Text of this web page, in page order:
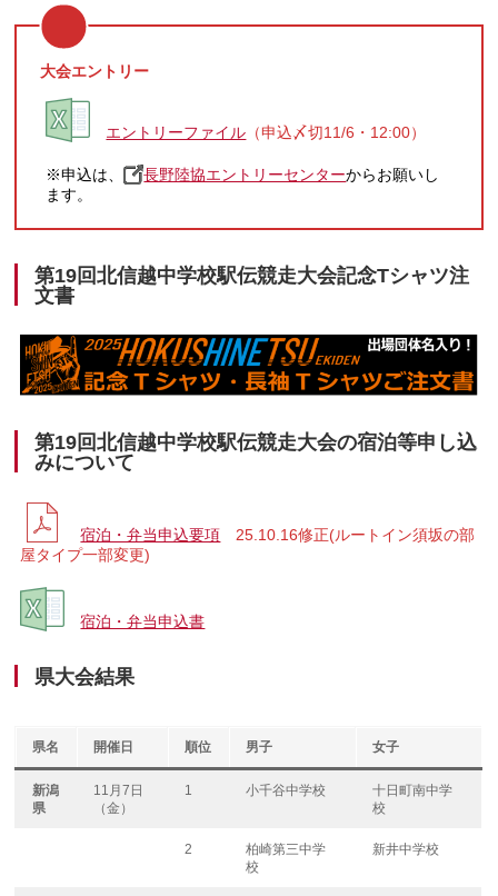
大会エントリー
エントリーファイル （申込〆切11/6・12:00）
※申込は、 長野陸協エントリーセンターからお願いし
ます。
第19回北信越中学校駅伝競走大会記念Tシャツ注
文書
第19回北信越中学校駅伝競走大会の宿泊等申し込
みについて
宿泊・弁当申込要項
25.10.16修正(ルートイン須坂の部
屋タイプ一部変更)
宿泊・弁当申込書
県大会結果
県名 開催日 順位 男子 女子
新潟
県
11月7日
（金）
1 小千谷中学校
十日町南中学
校
2
柏崎第三中学
校
新井中学校